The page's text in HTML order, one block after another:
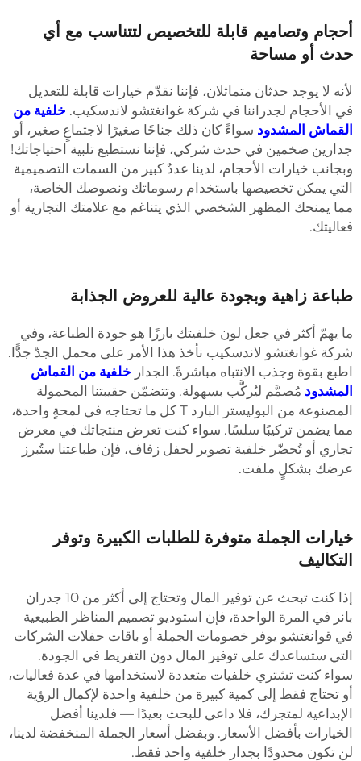
وتصاميم قابلة للتخصيص لتتناسب مع أي
أو مساحة
لا يوجد حدثان متماثلان، فإننا نقدّم خيارات قابلة للتعديل
الأحجام لجدراننا في شركة غوانغتشو لاندسكيب.خلفية من
المشدودسواءً كان ذلك جناحًا صغيرًا لاجتماعٍ صغير، أو
ضخمين في حدث شركي، فإننا نستطيع تلبية احتياجاتك!
خيارات الأحجام، لدينا عددٌ كبير من السمات التصميمية
يمكن تخصيصها باستخدام رسوماتك ونصوصك الخاصة،
يمنحك المظهر الشخصي الذي يتناغم مع علامتك التجارية أو
زاهية وبجودة عالية للعروض الجذابة
يهمّ أكثر في جعل لون خلفيتك بارزًا هو جودة الطباعة، وفي
غوانغتشو لاندسكيب نأخذ هذا الأمر على محمل الجدّ جدًّا.
بقوة وجذب الانتباه مباشرةً. الجدارخلفية من القماش
مُصمَّم ليُركَّب بسهولة. وتتضمّن حقيبتنا المحمولة
المصنوعة من البوليستر البارد T كل ما تحتاجه في لمحةٍ واحدة،
يضمن تركيبًا سلسًا. سواء كنت تعرض منتجاتك في معرض
أو تُحضّر خلفية تصوير لحفل زفاف، فإن طباعتنا ستُبرز
بشكلٍ ملفت.
الجملة متوفرة للطلبات الكبيرة وتوفر
إذا كنت تبحث عن توفير المال وتحتاج إلى أكثر من 10 جدران
في المرة الواحدة، فإن استوديو تصميم المناظر الطبيعية
قوانغتشو يوفر خصومات الجملة أو باقات حفلات الشركات
ستساعدك على توفير المال دون التفريط في الجودة.
كنت تشتري خلفيات متعددة لاستخدامها في عدة فعاليات،
تحتاج فقط إلى كمية كبيرة من خلفية واحدة لإكمال الرؤية
لمتجرك، فلا داعي للبحث بعيدًا — فلدينا أفضل
بأفضل الأسعار. وبفضل أسعار الجملة المنخفضة لدينا،
تكون محدودًا بجدار خلفية واحد فقط.